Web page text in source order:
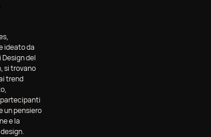
ideato da
del
si trovano
trend
un pensiero
e la